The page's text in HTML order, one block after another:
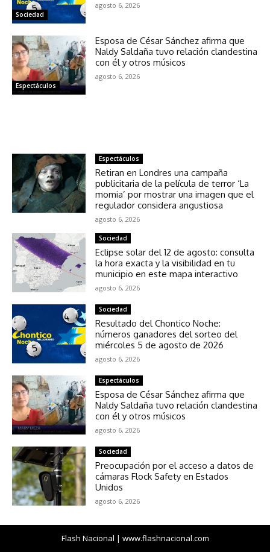
Sociedad
agosto 6, 2026
Espectáculos
Esposa de César Sánchez afirma que
Naldy Saldaña tuvo relación clandestina
con él y otros músicos
agosto 6, 2026
Espectáculos
Retiran en Londres una campaña
publicitaria de la película de terror ‘La
momia’ por mostrar una imagen que el
regulador considera angustiosa
agosto 6, 2026
Sociedad
Eclipse solar del 12 de agosto: consulta
la hora exacta y la visibilidad en tu
municipio en este mapa interactivo
agosto 6, 2026
Sociedad
Resultado del Chontico Noche:
números ganadores del sorteo del
miércoles 5 de agosto de 2026
agosto 6, 2026
Espectáculos
Esposa de César Sánchez afirma que
Naldy Saldaña tuvo relación clandestina
con él y otros músicos
agosto 6, 2026
Sociedad
Preocupación por el acceso a datos de
cámaras Flock Safety en Estados
Unidos
agosto 6, 2026
Flash Nacional | www.flashnacional.com